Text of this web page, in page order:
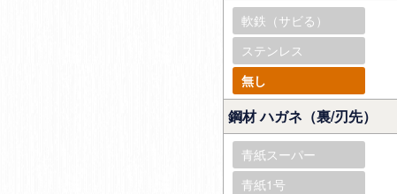
軟鉄（サビる）
ステンレス
無し
鋼材 ハガネ（裏/刃先）
青紙スーパー
青紙1号